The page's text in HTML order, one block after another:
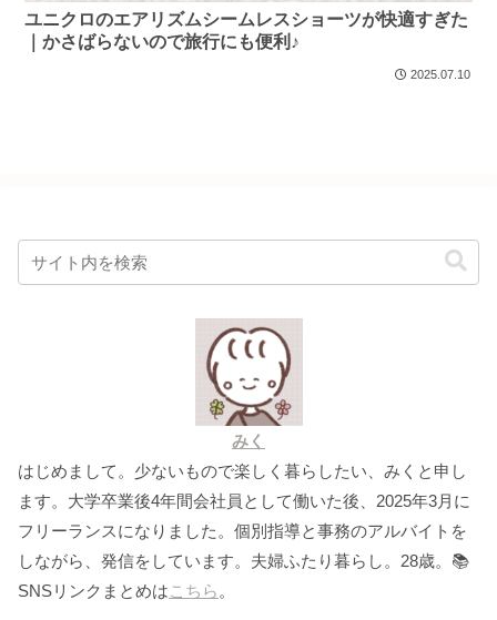
ユニクロのエアリズムシームレスショーツが快適すぎた
｜かさばらないので旅行にも便利♪
2025.07.10
みく
はじめまして。少ないもので楽しく暮らしたい、みくと申し
ます。大学卒業後4年間会社員として働いた後、2025年3月に
フリーランスになりました。個別指導と事務のアルバイトを
しながら、発信をしています。夫婦ふたり暮らし。28歳。📚
SNSリンクまとめはこちら 。